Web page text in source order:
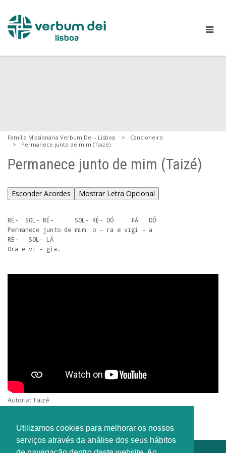
Utilizamos cookies para melhorar os nossos
serviços através da análise dos seus hábitos
Família Missionária Verbum Dei - Lisboa
Cancioneiro
Permanece junto de mim (Taizé)
Permanece junto de mim (Taizé)
Esconder Acordes Mostrar Letra Opcional
RÉ-  SOL- RÉ-      SOL- RÉ- DÓ     FÁ   DÓ
Permanece junto de mim: o - ra e vigi - a
RÉ-   SOL- LÁ
Ora e vi - gia.
Autoria: Taizé